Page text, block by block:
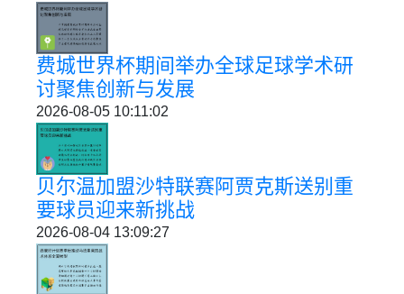
费城世界杯期间举办全球足球学术研
讨聚焦创新与发展
2026-08-05 10:11:02
贝尔温加盟沙特联赛阿贾克斯送别重
要球员迎来新挑战
2026-08-04 13:09:27